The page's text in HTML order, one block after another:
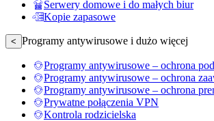
Serwery domowe i do małych biur
Kopie zapasowe
< Programy antywirusowe i dużo więcej
Programy antywirusowe – ochrona
Programy antywirusowe – ochrona
Programy antywirusowe – ochrona
Prywatne połączenia VPN
Kontrola rodzicielska